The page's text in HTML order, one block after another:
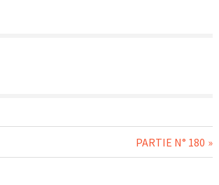
Next
Post:
PARTIE N° 180